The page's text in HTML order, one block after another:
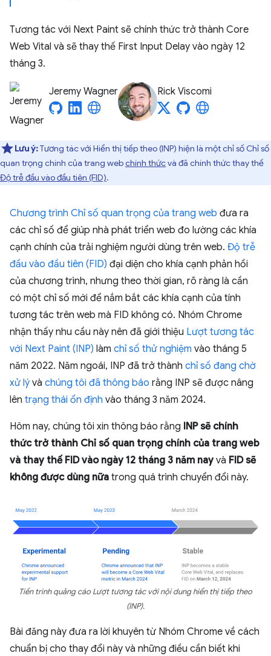
Tương tác với Next Paint sẽ chính thức trở thành Core
Web Vital và sẽ thay thế First Input Delay vào ngày 12
tháng 3.
Jeremy Wagner Rick Viscomi
Lưu ý:Tương tác với Hiển thị tiếp theo (INP) hiện là một chỉ số Chỉ số
quan trọng chính của trang webchính thứcvà đã chính thức thay thế
Độ trễ đầu vào đầu tiên (FID).
Chương trình Chỉ số quan trọng của trang web đưa ra
các chỉ số để giúp nhà phát triển web đo lường các khía
cạnh chính của trải nghiệm người dùng trên web. Độ trễ
đầu vào đầu tiên (FID) đại diện cho khía cạnh phản hồi
của chương trình, nhưng theo thời gian, rõ ràng là cần
có một chỉ số mới để nắm bắt các khía cạnh của tính
tương tác trên web mà FID không có. Nhóm Chrome
nhận thấy nhu cầu này nên đã giới thiệu Lượt tương tác
với Next Paint (INP) làm chỉ số thử nghiệm vào tháng 5
năm 2022. Năm ngoái, INP đã trở thành chỉ số đang chờ
xử lý và chúng tôi đã thông báo rằng INP sẽ được nâng
lên trạng thái ổn định vào tháng 3 năm 2024.
Hôm nay, chúng tôi xin thông báo rằng INP sẽ chính
thức trở thành Chỉ số quan trọng chính của trang web
và thay thế FID vào ngày 12 tháng 3 năm nayvà FID sẽ
không được dùng nữa trong quá trình chuyển đổi này.
Tiến trình quảng cáo Lượt tương tác với nội dung hiển thị tiếp theo
(INP).
Bài đăng này đưa ra lời khuyên từ Nhóm Chrome về cách
chuẩn bị cho thay đổi này và những điều cần biết khi